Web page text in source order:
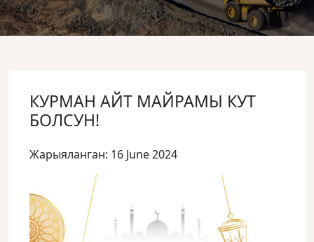
КУРМАН АЙТ МАЙРАМЫ КУТ
БОЛСУН!
Жарыяланган: 16 June 2024